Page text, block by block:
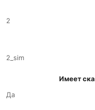
2
2_sim
Имеет
Да